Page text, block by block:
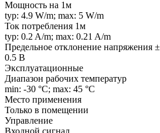
Мощность на 1м
typ: 4.9 W/m; max: 5 W/m
Ток потребления 1м
typ: 0.2 A/m; max: 0.21 A/m
Предельное отклонение напряжения ±
0.5 В
Эксплуатационные
Диапазон рабочих температур
min: -30 °C; max: 45 °C
Место применения
Только в помещении
Управление
Входной сигнал